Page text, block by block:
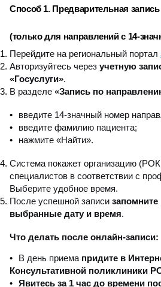
Способ 1. Предварительная запись
(только для направлений с 14-
Перейдите на региональный портал
Авторизуйтесь через учетную
«Госуслуги».
В разделе «Запись по
введите 14-значный номер
введите фамилию пациента;
нажмите «Найти».
Система покажет организацию
специалистов в соответствии с
Выберите удобное время.
После успешной записи
выбранные дату и время.
Что делать после онлайн-записи:
В день приема придите в
Консультативной поликлиники
Явитесь за 1 час до времени